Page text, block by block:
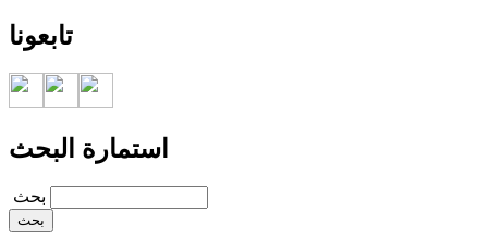
تابعونا
استمارة البحث
‏بحث ‏